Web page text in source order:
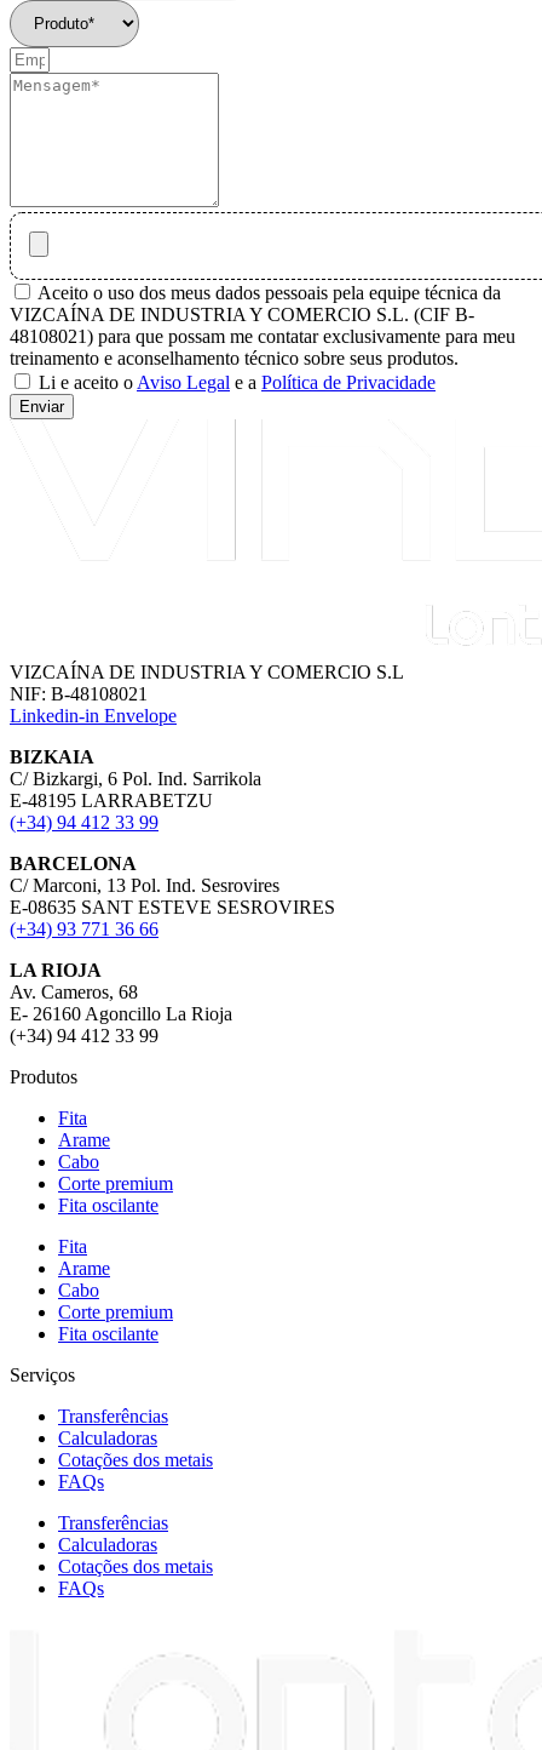
Aceito o uso dos meus dados pessoais pela equipe técnica da
VIZCAÍNA DE INDUSTRIA Y COMERCIO S.L. (CIF B-
48108021) para que possam me contatar exclusivamente para meu
treinamento e aconselhamento técnico sobre seus produtos.
Li e aceito o Aviso Legal e a Política de Privacidade
Enviar
VIZCAÍNA DE INDUSTRIA Y COMERCIO S.L
NIF: B-48108021
Linkedin-in Envelope
BIZKAIA
C/ Bizkargi, 6 Pol. Ind. Sarrikola
E-48195 LARRABETZU
(+34) 94 412 33 99
BARCELONA
C/ Marconi, 13 Pol. Ind. Sesrovires
E-08635 SANT ESTEVE SESROVIRES
(+34) 93 771 36 66
LA RIOJA
Av. Cameros, 68
E- 26160 Agoncillo La Rioja
(+34) 94 412 33 99
Produtos
Fita
Arame
Cabo
Corte premium
Fita oscilante
Fita
Arame
Cabo
Corte premium
Fita oscilante
Serviços
Transferências
Calculadoras
Cotações dos metais
FAQs
Transferências
Calculadoras
Cotações dos metais
FAQs